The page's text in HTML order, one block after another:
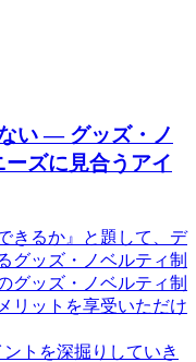
い ― グッズ・ノ
ズに見合うアイ
きるか』と題して、デ
グッズ・ノベルティ制
グッズ・ノベルティ制
リットを享受いただけ
トを深掘りしていき